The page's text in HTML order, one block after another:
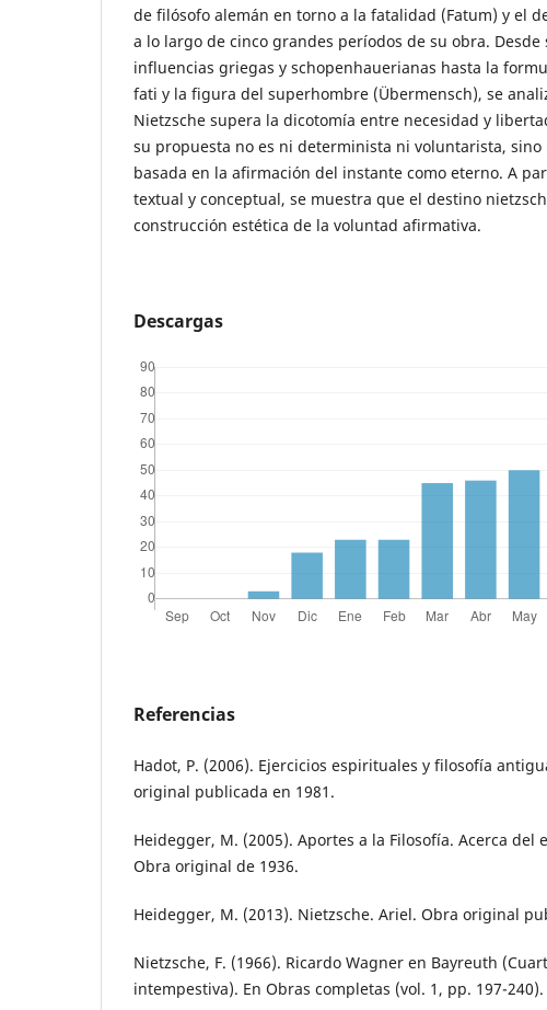
de filósofo alemán en torno a la fatalidad (Fatum) y el
a lo largo de cinco grandes períodos de su obra. Desde
influencias griegas y schopenhauerianas hasta la
fati y la figura del superhombre (Übermensch), se
Nietzsche supera la dicotomía entre necesidad y
su propuesta no es ni determinista ni voluntarista, sino
basada en la afirmación del instante como eterno. A
textual y conceptual, se muestra que el destino
construcción estética de la voluntad afirmativa.
Descargas
Referencias
Hadot, P. (2006). Ejercicios espirituales y filosofía
original publicada en 1981.
Heidegger, M. (2005). Aportes a la Filosofía. Acerca del
Obra original de 1936.
Heidegger, M. (2013). Nietzsche. Ariel. Obra original
Nietzsche, F. (1966). Ricardo Wagner en Bayreuth
intempestiva). En Obras completas (vol. 1, pp. 197-